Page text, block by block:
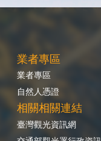
業者專區
業者專區
自然人憑證
相關相關連結
臺灣觀光資訊網